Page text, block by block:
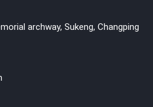
archway, Sukeng, Changping